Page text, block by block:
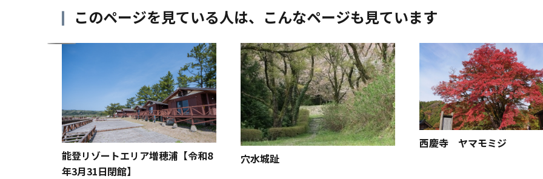
このページを見ている人は、 こんなページも見ています
能登リゾートエリア増穂浦【令和8
年3月31日閉館】
穴水城趾
西慶寺 ヤマモミジ